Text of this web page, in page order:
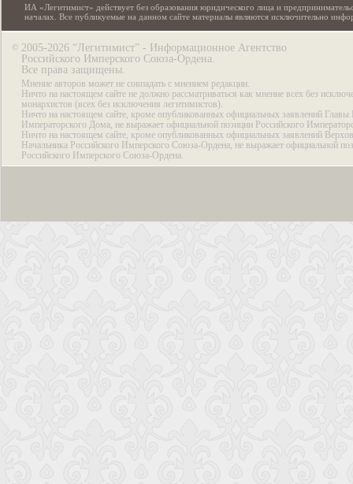
ИА «Легитимист» действует без образования юридического лица и
началах. Все публикуемые на данном сайте материалы являются исключительно
© 2005-2026 “Легитимист” - Информационное Агентство
Российского Имперского Союза-Ордена.
Все права защищены.
Мнение авторов может не совпадать с мнением редакции.
Ничто на настоящем сайте не должно рассматриваться как мнение всех без
монархистов (всех без исключения легитимистов).
Ничто на настоящем сайте, кроме опубликованных официальных заявлений Главы
Императорского Дома, не выражает официальной позиции Российского
Ничто на настоящем сайте, кроме опубликованных официальных заявлений
Начальника Российского Имперского Союза-Ордена, не выражает официальной
Российского Имперского Союза-Ордена.